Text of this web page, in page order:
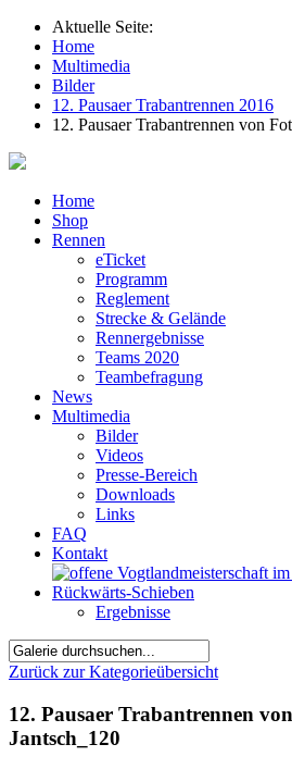
Aktuelle Seite:
Home
Multimedia
Bilder
12. Pausaer Trabantrennen 2016
12. Pausaer Trabantrennen von
Home
Shop
Rennen
eTicket
Programm
Reglement
Strecke & Gelände
Rennergebnisse
Teams 2020
Teambefragung
News
Multimedia
Bilder
Videos
Presse-Bereich
Downloads
Links
FAQ
Kontakt
Ergebnisse
Zurück zur Kategorieübersicht
12. Pausaer Trabantrennen
Jantsch_120